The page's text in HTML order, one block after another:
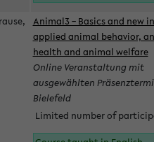
Animal3 – Basics and new
applied animal behavior,
health and animal welfare
Online Veranstaltung mit
ausgewählten
Bielefeld
Limited number of